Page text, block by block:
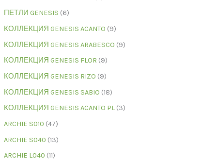
ПЕТЛИ GENESIS 6
КОЛЛЕКЦИЯ GENESIS ACANTO 9
КОЛЛЕКЦИЯ GENESIS ARABESCO 9
КОЛЛЕКЦИЯ GENESIS FLOR 9
КОЛЛЕКЦИЯ GENESIS RIZO 9
КОЛЛЕКЦИЯ GENESIS SABIO 18
КОЛЛЕКЦИЯ GENESIS ACANTO PL 3
ARCHIE S010 47
ARCHIE S040 13
ARCHIE L040 11